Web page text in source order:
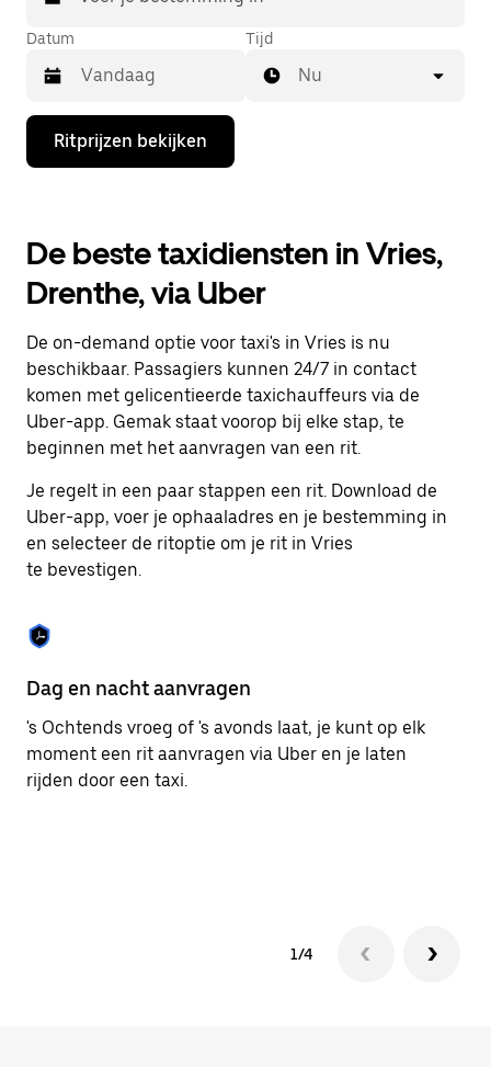
Datum
Druk
de
de
agenda
te
openen
een
datum
te
selecteren.
Druk
op
Escape
om
agenda
te
sluiten.
Tijd
Nu
Ritprijzen bekijken
De beste taxidiensten in Vries,
Drenthe, via Uber
De on-demand optie voor taxi's in Vries is nu
beschikbaar. Passagiers kunnen 24/7 in contact
komen met gelicentieerde taxichauffeurs via de
Uber-app. Gemak staat voorop bij elke stap, te
beginnen met het aanvragen van een rit.
Je regelt in een paar stappen een rit. Download de
Uber-app, voer je ophaaladres en je bestemming in
en selecteer de ritoptie om je rit in Vries
te bevestigen.
Dag en nacht aanvragen
's Ochtends vroeg of 's avonds laat, je kunt op elk
moment een rit aanvragen via Uber en je laten
rijden door een taxi.
1/4